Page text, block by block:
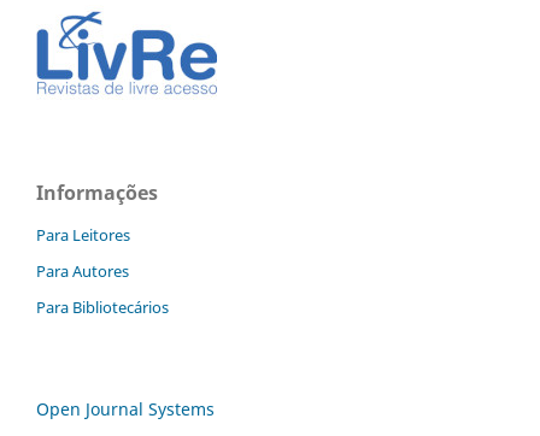
Informações
Para Leitores
Para Autores
Para Bibliotecários
Open Journal Systems